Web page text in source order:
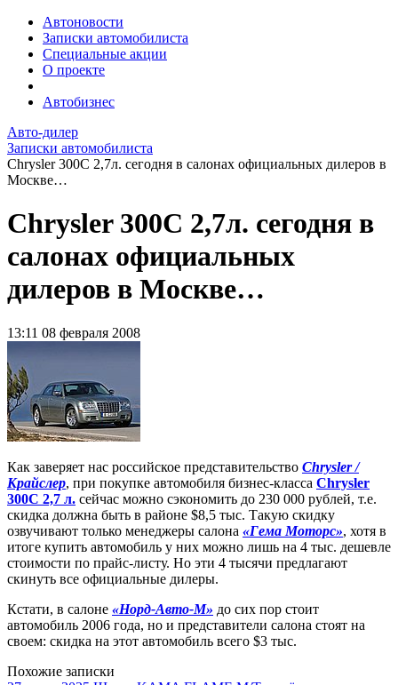
Автоновости
Записки автомобилиста
Специальные акции
О проекте
Автобизнес
Авто-дилер
Записки автомобилиста
Chrysler 300C 2,7л. сегодня в салонах официальных дилеров в
Москве…
Chrysler 300C 2,7л. сегодня в
салонах официальных
дилеров в Москве…
13:11 08 февраля 2008
Как заверяет нас российское представительство Chrysler /
Крайслер, при покупке автомобиля бизнес-класса Chrysler
300С 2,7 л. сейчас можно сэкономить до 230 000 рублей, т.е.
скидка должна быть в районе $8,5 тыс. Такую скидку
озвучивают только менеджеры салона «Гема Моторс», хотя в
итоге купить автомобиль у них можно лишь на 4 тыс. дешевле
стоимости по прайс-листу. Но эти 4 тысячи предлагают
скинуть все официальные дилеры.
Кстати, в салоне «Норд-Авто-М» до сих пор стоит
автомобиль 2006 года, но и представители салона стоят на
своем: скидка на этот автомобиль всего $3 тыс.
Похожие записки